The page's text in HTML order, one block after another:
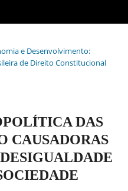
e Desenvolvimento:
de Direito Constitucional
DAS
CAUSADORAS